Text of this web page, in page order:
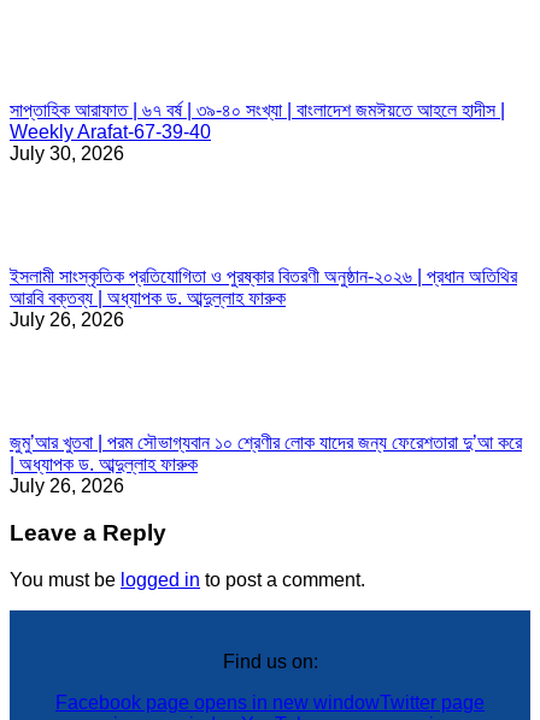
সাপ্তাহিক আরাফাত | ৬৭ বর্ষ | ৩৯-৪০ সংখ্যা | বাংলাদেশ জমঈয়তে আহলে হাদীস |
Weekly Arafat-67-39-40
July 30, 2026
ইসলামী সাংস্কৃতিক প্রতিযোগিতা ও পুরষ্কার বিতরণী অনুষ্ঠান-২০২৬ | প্রধান অতিথির
আরবি বক্তব্য | অধ্যাপক ড. আব্দুল্লাহ ফারুক
July 26, 2026
জুমু’আর খুতবা | পরম সৌভাগ্যবান ১০ শ্রেণীর লোক যাদের জন্য ফেরেশতারা দু’আ করে
| অধ্যাপক ড. আব্দুল্লাহ ফারুক
July 26, 2026
Leave a Reply
You must be logged in to post a comment.
Find us on:
Facebook page opens in new windowTwitter page